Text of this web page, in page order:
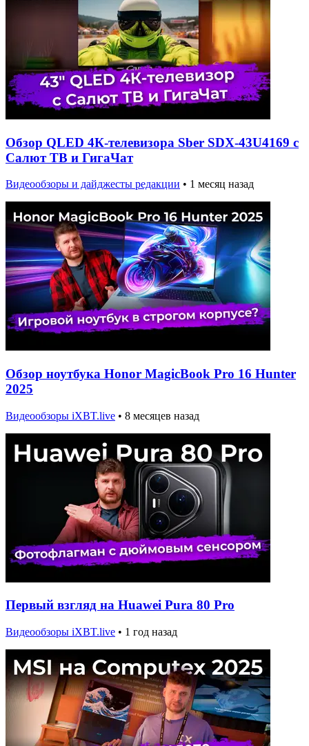
Обзор QLED 4К-телевизора Sber SDX-43U4169 с
Салют ТВ и ГигаЧат
Видеообзоры и дайджесты редакции • 1 месяц назад
Обзор ноутбука Honor MagicBook Pro 16 Hunter
2025
Видеообзоры iXBT.live • 8 месяцев назад
Первый взгляд на Huawei Pura 80 Pro
Видеообзоры iXBT.live • 1 год назад